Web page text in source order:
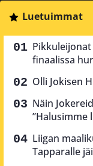
Luetuimmat
finaalissa
Olli Jokisen
Näin
”Halusimme
Liigan
Tapparalle